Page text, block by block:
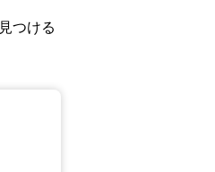
見つける